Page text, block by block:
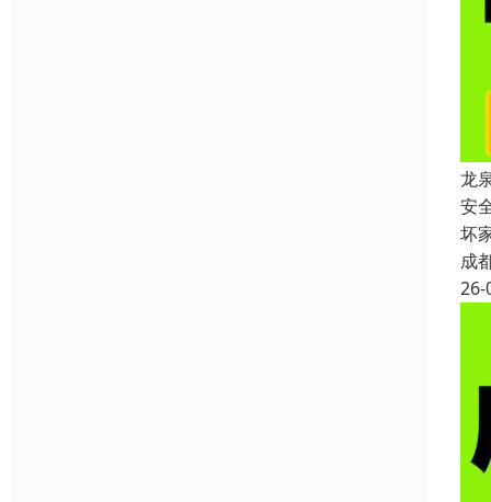
龙
安
坏
成
26-